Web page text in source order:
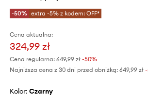
-50% extra -5% z kodem: OFF*
Cena aktualna:
324,99 zł
Cena regularna: 649,99 zł -50%
Najniższa cena z 30 dni przed obniżką: 649,99 zł
Kolor: czarny